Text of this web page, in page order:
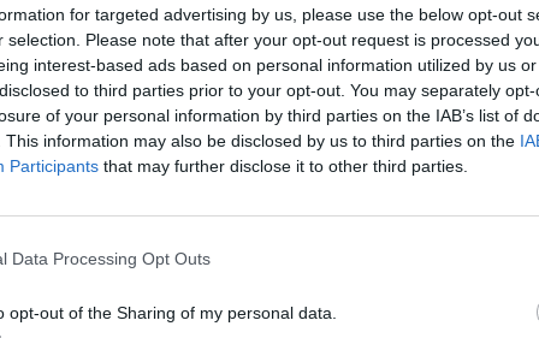
for targeted advertising by us, please use the below opt-out
selection. Please note that after your opt-out request is processed
interest-based ads based on personal information utilized by us
to third parties prior to your opt-out. You may separately
of your personal information by third parties on the IAB’s list of
This information may also be disclosed by us to third parties on the
Participants that may further disclose it to other third parties.
Data Processing Opt Outs
opt-out of the Sharing of my personal data.
nie mają charakteru medycznego,
czy psychologicznego, lecz jedynie
Wiele osób zadaje bowiem sobie pytanie:
dane działanie jest godziwe? Czy zgadzając się
ich wysłuchać, zrozumieć, a przede
po otrzymaniu niepomyślnego wyniku